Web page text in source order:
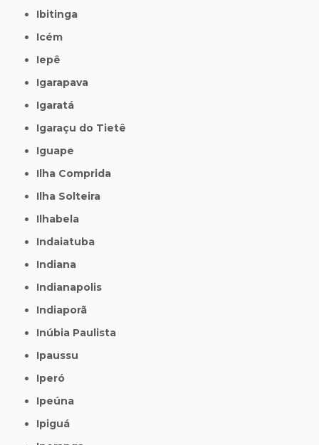
Ibitinga
Icém
Iepê
Igarapava
Igaratá
Igaraçu do Tietê
Iguape
Ilha Comprida
Ilha Solteira
Ilhabela
Indaiatuba
Indiana
Indianapolis
Indiaporã
Inúbia Paulista
Ipaussu
Iperó
Ipeúna
Ipiguá